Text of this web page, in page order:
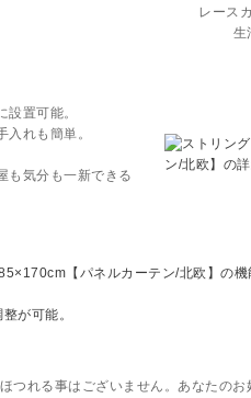
レース
生
設置可能。
入れも簡単。
も気分も一新できる
つれる事はございません。あなたの